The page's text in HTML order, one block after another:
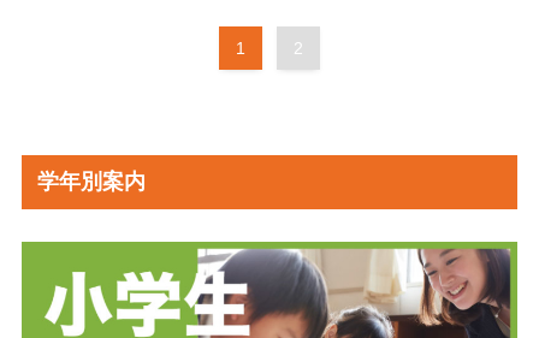
1 2
学年別案内